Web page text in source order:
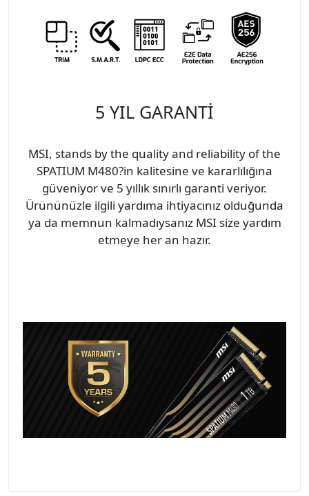
5 YIL GARANTİ
MSI, stands by the quality and reliability of the
SPATIUM M480?in kalitesine ve kararlılığına
güveniyor ve 5 yıllık sınırlı garanti veriyor.
Ürününüzle ilgili yardıma ihtiyacınız olduğunda
ya da memnun kalmadıysanız MSI size yardım
etmeye her an hazır.